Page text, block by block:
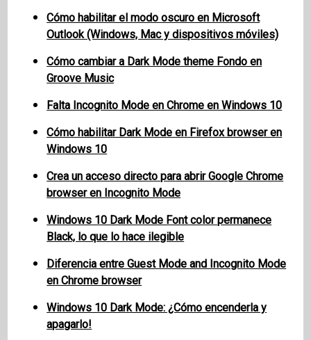
Cómo habilitar el modo oscuro en Microsoft
Outlook (Windows, Mac y dispositivos móviles)
Cómo cambiar a Dark Mode theme Fondo en
Groove Music
Falta Incognito Mode en Chrome en Windows 10
Cómo habilitar Dark Mode en Firefox browser en
Windows 10
Crea un acceso directo para abrir Google Chrome
browser en Incognito Mode
Windows 10 Dark Mode Font color permanece
Black, lo que lo hace ilegible
Diferencia entre Guest Mode and Incognito Mode
en Chrome browser
Windows 10 Dark Mode: ¿Cómo encenderla y
apagarlo!